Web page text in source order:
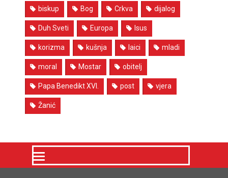
biskup Bog Crkva dijalog
Duh Sveti Europa Isus
korizma kušnja laici mladi
moral Mostar obitelj
Papa Benedikt XVI. post vjera
Žanić